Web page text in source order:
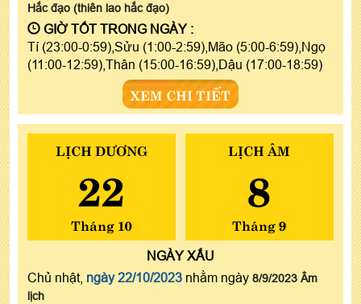
Hắc đạo (thiên lao hắc đạo)
GIỜ TỐT TRONG NGÀY :
Tí (23:00-0:59),Sửu (1:00-2:59),Mão (5:00-6:59),Ngọ
(11:00-12:59),Thân (15:00-16:59),Dậu (17:00-18:59)
XEM CHI TIẾT
LỊCH DƯƠNG
22
Tháng 10
LỊCH ÂM
8
Tháng 9
NGÀYXẤU
Chủ nhật, ngày 22/10/2023 nhằm ngày 8/9/2023 Âm
lịch